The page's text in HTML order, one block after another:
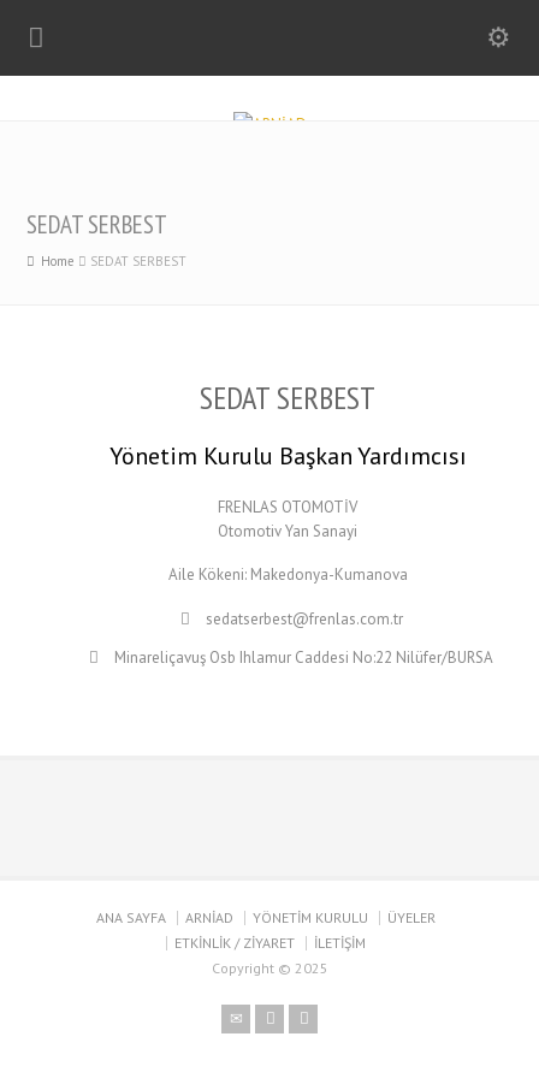
SEDAT SERBEST
Home SEDAT SERBEST
SEDAT SERBEST
Yönetim Kurulu Başkan Yardımcısı
FRENLAS OTOMOTİV
Otomotiv Yan Sanayi
Aile Kökeni: Makedonya-Kumanova
sedatserbest@frenlas.com.tr
Minareliçavuş Osb Ihlamur Caddesi No:22 Nilüfer/BURSA
ANA SAYFA ARNİAD YÖNETİM KURULU
ÜYELER
ETKİNLİK / ZİYARET
İLETİŞİM
Copyright © 2025